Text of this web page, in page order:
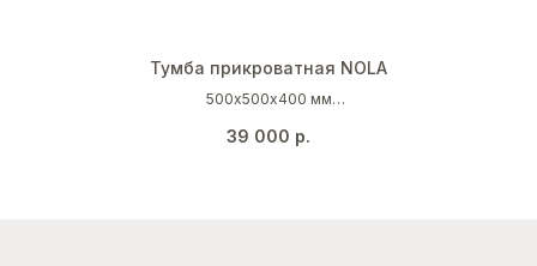
Тумба прикроватная NOLA
500х500х400 мм
39 000 р.